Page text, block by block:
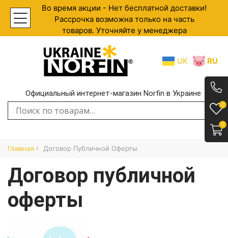
Во время акции - Нет бесплатной доставки!
Рассрочка возможна только на часть
товаров. Уточняйте у менеджера
UK RU
Официальный интернет-магазин Norfin в Украине
Искать:
Главная Договор Публичной Оферты
0
0
Договор публичной
оферты